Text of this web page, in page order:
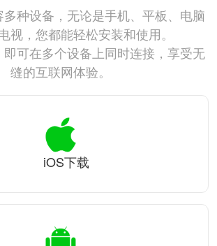
种设备，无论是手机、平板、电脑
视，您都能轻松安装和使用。
可在多个设备上同时连接，享受无
缝的互联网体验。
iOS下载